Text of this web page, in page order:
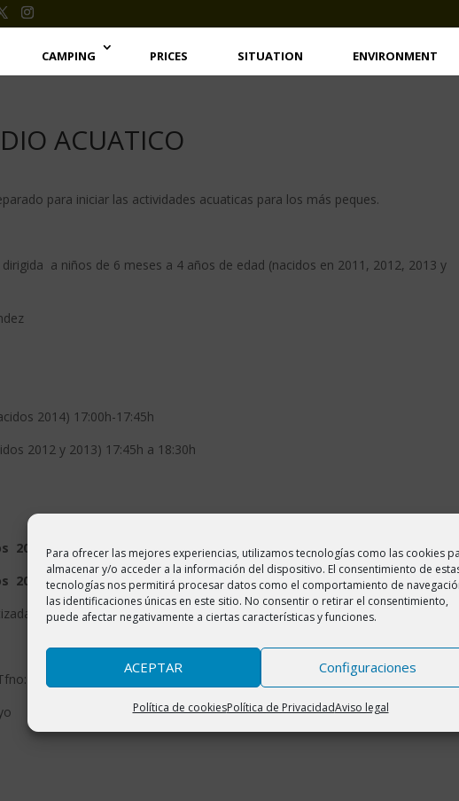
Para ofrecer las mejores experiencias, utilizamos tecnologías como las cookies
almacenar y/o acceder a la información del dispositivo. El consentimiento de
tecnologías nos permitirá procesar datos como el comportamiento de
las identificaciones únicas en este sitio. No consentir o retirar el consentimiento,
puede afectar negativamente a ciertas características y funciones.
ACEPTAR Configuraciones
Política de cookiesPolítica de PrivacidadAviso legal
CAMPING PRICES SITUATION ENVIRONMENT
ACUATICO
para iniciar las actividades acuaticas para los más peques.
a niños de 6 meses a 4 años de edad (nacidos en 2011, 2012, 2013 y
2014) 17:00h-17:45h
2012 y 2013) 17:45h a 18:30h
2011 ) 17:00h-17:45h
2011 ) 17:45h-18:30h
del Camping La Gorga (Boltaña)
690-043246; Email: consuevf@hotmail.com